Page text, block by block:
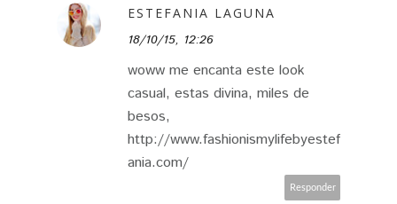
ESTEFANIA LAGUNA
18/10/15, 12:26
woww me encanta este look
casual, estas divina, miles de
besos,
http://www.fashionismylifebyestef
ania.com/
Responder